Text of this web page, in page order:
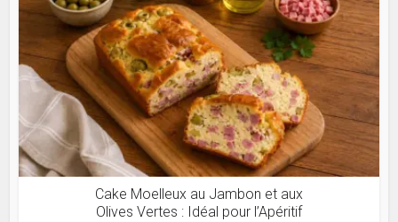
Cake Moelleux au Jambon et aux
Olives Vertes : Idéal pour l’Apéritif